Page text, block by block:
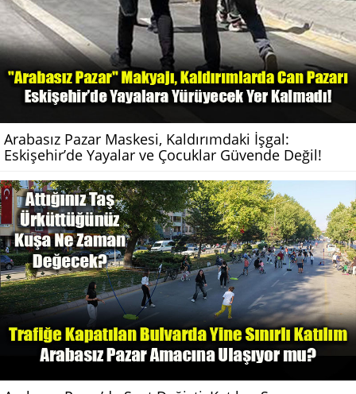
Arabasız Pazar Maskesi, Kaldırımdaki İşgal:
Eskişehir’de Yayalar ve Çocuklar Güvende Değil!